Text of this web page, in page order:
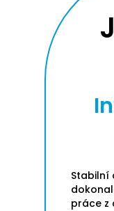
Stabilní
práce z